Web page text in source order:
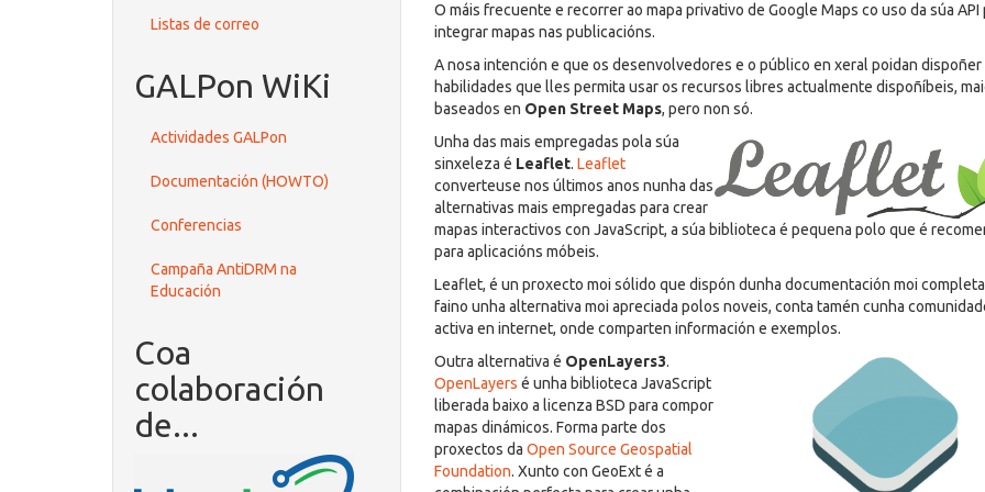
Listas de correo
GALPon WiKi
Actividades GALPon
Documentación (HOWTO)
Conferencias
Campaña AntiDRM na
Educación
Coa
colaboración
de...
O máis frecuente e recorrer ao mapa privativo de Google Maps co uso da súa API
integrar mapas nas publicacións.
A nosa intención e que os desenvolvedores e o público en xeral poidan dispoñer
habilidades que lles permita usar os recursos libres actualmente dispoñíbeis,
baseados en Open Street Maps, pero non só.
Unha das mais empregadas pola súa
sinxeleza é Leaflet. Leaflet
converteuse nos últimos anos nunha das
alternativas mais empregadas para crear
mapas interactivos con JavaScript, a súa biblioteca é pequena polo que é
para aplicacións móbeis.
Leaflet, é un proxecto moi sólido que dispón dunha documentación moi
faino unha alternativa moi apreciada polos noveis, conta tamén cunha
activa en internet, onde comparten información e exemplos.
Outra alternativa é OpenLayers3.
OpenLayers é unha biblioteca JavaScript
liberada baixo a licenza BSD para compor
mapas dinámicos. Forma parte dos
proxectos da Open Source Geospatial
Foundation. Xunto con GeoExt é a